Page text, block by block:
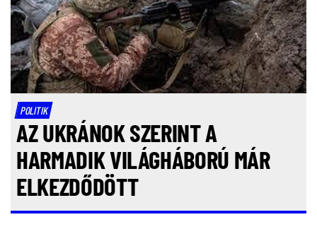
POLITIK
AZ UKRÁNOK SZERINT A
HARMADIK VILÁGHÁBORÚ MÁR
ELKEZDŐDÖTT